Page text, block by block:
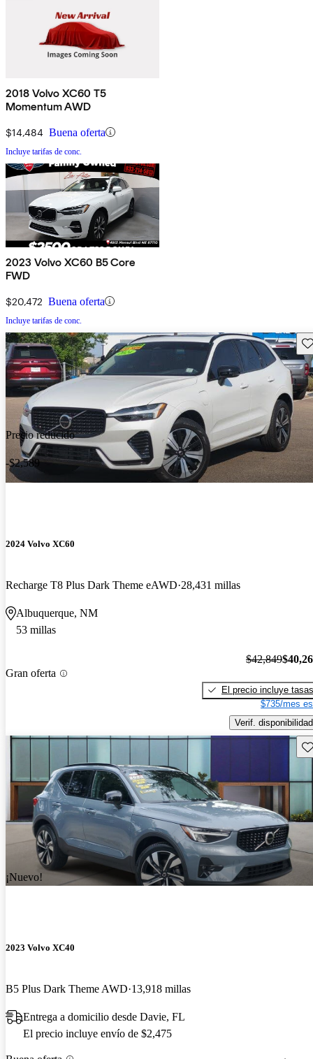
2018 Volvo XC60 T5
Momentum AWD
$14,484 Buena oferta
Incluye tarifas de conc.
2023 Volvo XC60 B5 Core
FWD
$20,472 Buena oferta
Incluye tarifas de conc.
Precio reducido
-$2,589
2024 Volvo XC60
Recharge T8 Plus Dark Theme eAWD 28,431 millas
Albuquerque, NM
53 millas
Gran oferta
$42,849
El precio incluye tasas
$735/mes
Verif. disponibilidad
¡Nuevo!
2023 Volvo XC40
B5 Plus Dark Theme AWD 13,918 millas
Entrega a domicilio desde Davie, FL
El precio incluye envío de $2,475